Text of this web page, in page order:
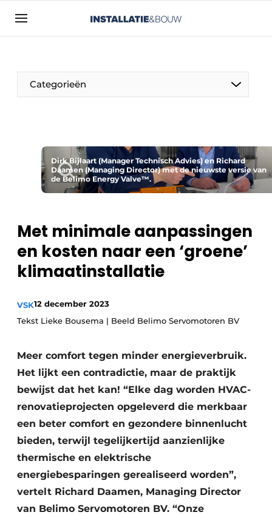
Aanmelden
Bedrijven
Contact
Installatie & Bouw | Platform over
installatietechniek, klimaatbeheersing en
elektriciteit
Nieuwsbrief
Podcasts
Privacy / Cookie statement
Categorieën
Dirk Bijlaart (Manager Technisch Advies) en Richard
Daamen (Managing Director) met de nieuwste versie van
de Belimo Energy Valve™.
Met minimale aanpassingen
en kosten naar een ‘groene’
klimaatinstallatie
VSK12 december 2023
Tekst Lieke Bousema | Beeld Belimo Servomotoren BV
Meer comfort tegen minder energieverbruik.
Het lijkt een contradictie, maar de praktijk
bewijst dat het kan! “Elke dag worden HVAC-
renovatieprojecten opgeleverd die merkbaar
een beter comfort en gezondere binnenlucht
bieden, terwijl tegelijkertijd aanzienlijke
thermische en elektrische
energiebesparingen gerealiseerd worden”,
vertelt Richard Daamen, Managing Director
van Belimo Servomotoren BV. “Onze